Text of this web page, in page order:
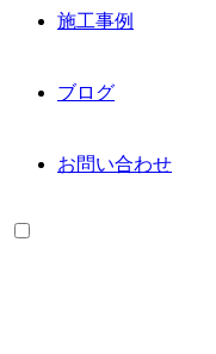
施工事例
ブログ
お問い合わせ